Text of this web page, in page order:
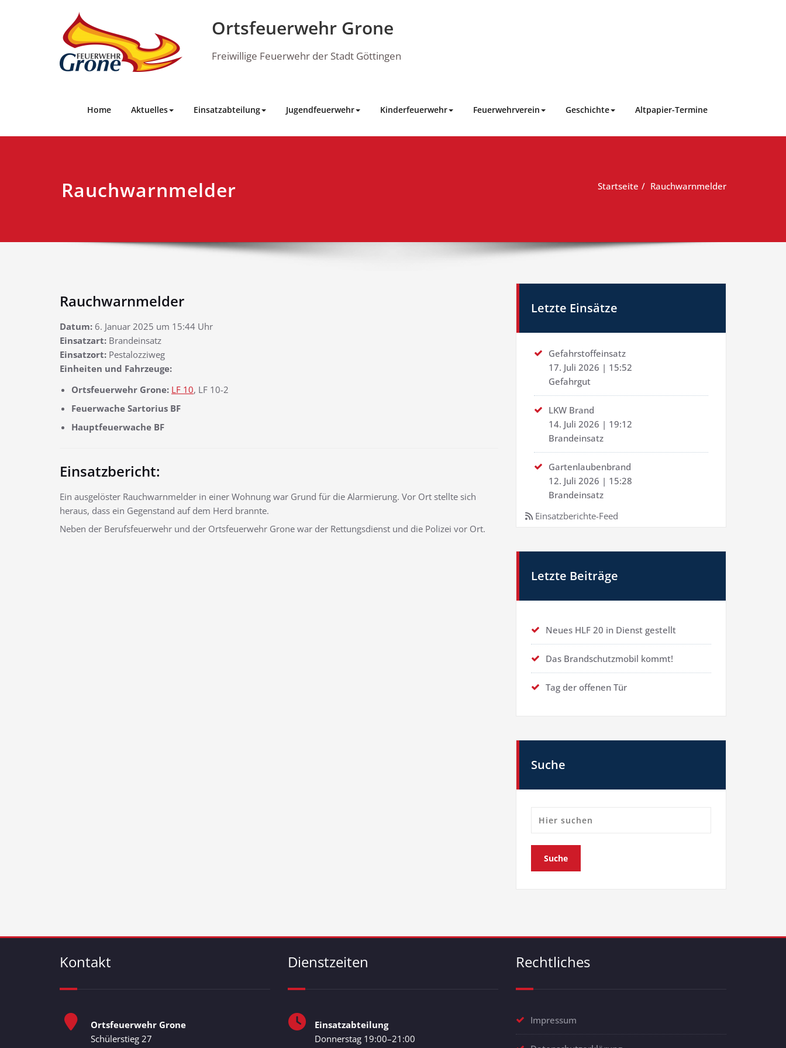
Ortsfeuerwehr Grone
Freiwillige Feuerwehr der Stadt Göttingen
Home Aktuelles Einsatzabteilung Jugendfeuerwehr Kinderfeuerwehr Feuerwehrverein Geschichte Altpapier-Termine
Rauchwarnmelder Startseite Rauchwarnmelder
Rauchwarnmelder
Datum: 6. Januar 2025 um 15:44 Uhr
Einsatzart: Brandeinsatz
Einsatzort: Pestalozziweg
Einheiten und Fahrzeuge:
Ortsfeuerwehr Grone: LF 10, LF 10-2
Feuerwache Sartorius BF
Hauptfeuerwache BF
Einsatzbericht:
Ein ausgelöster Rauchwarnmelder in einer Wohnung war Grund für die Alarmierung. Vor Ort stellte sich
heraus, dass ein Gegenstand auf dem Herd brannte.
Neben der Berufsfeuerwehr und der Ortsfeuerwehr Grone war der Rettungsdienst und die Polizei vor Ort.
Letzte Einsätze
Gefahrstoffeinsatz
17. Juli 2026 | 15:52
Gefahrgut
LKW Brand
14. Juli 2026 | 19:12
Brandeinsatz
Gartenlaubenbrand
12. Juli 2026 | 15:28
Brandeinsatz
Einsatzberichte-Feed
Letzte Beiträge
Neues HLF 20 in Dienst gestellt
Das Brandschutzmobil kommt!
Tag der offenen Tür
Suche
Kontakt
Ortsfeuerwehr Grone
Schülerstieg 27
Dienstzeiten
Einsatzabteilung
Donnerstag 19:00–21:00
Rechtliches
Impressum